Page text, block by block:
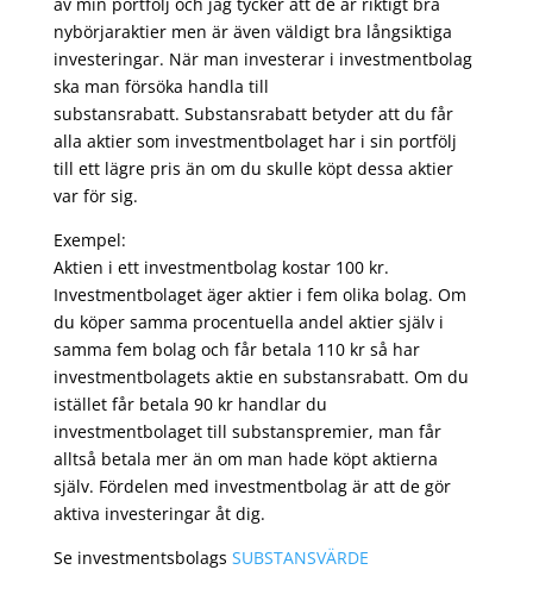
av min portfölj och jag tycker att de är riktigt bra
nybörjaraktier men är även väldigt bra långsiktiga
investeringar. När man investerar i investmentbolag
ska man försöka handla till
substansrabatt. Substansrabatt betyder att du får
alla aktier som investmentbolaget har i sin portfölj
till ett lägre pris än om du skulle köpt dessa aktier
var för sig.
Exempel:
Aktien i ett investmentbolag kostar 100 kr.
Investmentbolaget äger aktier i fem olika bolag. Om
du köper samma procentuella andel aktier själv i
samma fem bolag och får betala 110 kr så har
investmentbolagets aktie en substansrabatt. Om du
istället får betala 90 kr handlar du
investmentbolaget till substanspremier, man får
alltså betala mer än om man hade köpt aktierna
själv. Fördelen med investmentbolag är att de gör
aktiva investeringar åt dig.
Se investmentsbolags SUBSTANSVÄRDE